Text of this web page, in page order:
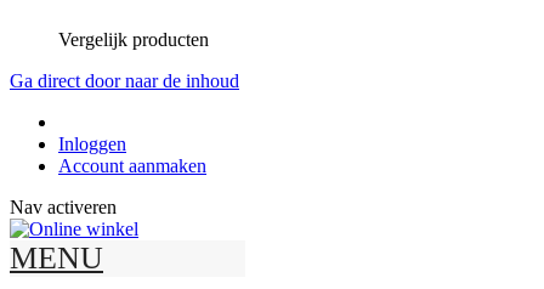
Vergelijk producten
Ga direct door naar de inhoud
Inloggen
Account aanmaken
Nav activeren
MENU
Zoeken
Zoeken